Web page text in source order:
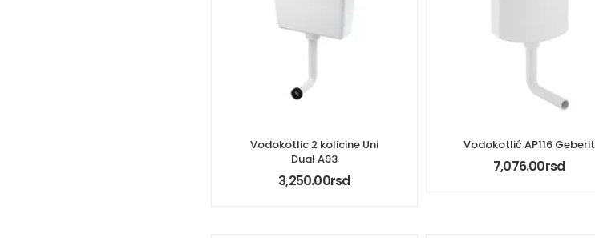
Vodokotlic 2 kolicine Uni
Dual A93
3,250.00rsd
Vodokotlić AP116 Geberit
7,076.00rsd